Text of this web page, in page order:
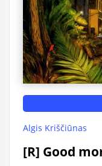
Algis Kriščiūnas
[R] Good